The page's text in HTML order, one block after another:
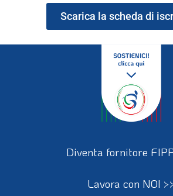
Scarica la scheda di
Diventa fornitore
Lavora con NOI